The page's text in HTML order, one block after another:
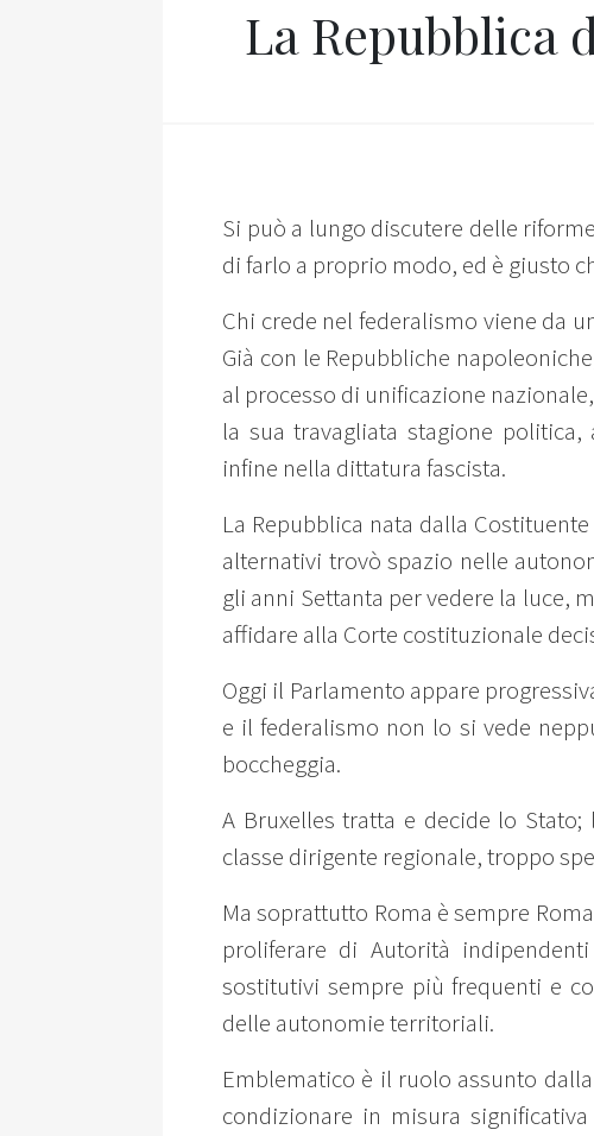
La Repubblica
Si può a lungo discutere delle
di farlo a proprio modo, ed è giusto
Chi crede nel federalismo viene da
Già con le Repubbliche
al processo di unificazione
la sua travagliata stagione
infine nella dittatura fascista.
La Repubblica nata dalla
alternativi trovò spazio nelle
gli anni Settanta per vedere la luce,
affidare alla Corte costituzionale
Oggi il Parlamento appare
e il federalismo non lo si vede
boccheggia.
A Bruxelles tratta e decide lo
classe dirigente regionale, troppo
Ma soprattutto Roma è sempre
proliferare di Autorità
sostitutivi sempre più frequenti e
delle autonomie territoriali.
Emblematico è il ruolo assunto
condizionare in misura